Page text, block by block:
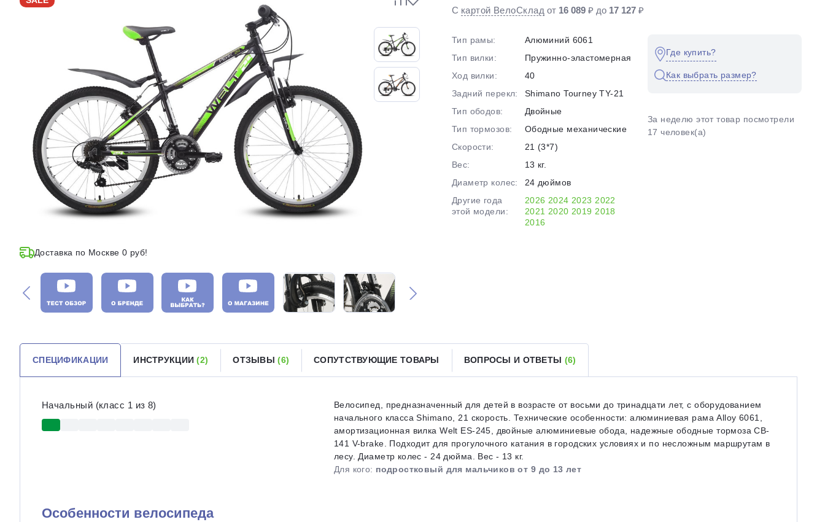
Доставка по Москве 0 руб!
С картой ВелоСклад от 16 089 ₽ до 17 127 ₽
Тип рамы:
Алюминий 6061
Тип вилки:
Пружинно-эластомерная
Ход вилки:
40
Задний перекл:
Shimano Tourney TY-21
Тип ободов:
Двойные
Тип тормозов:
Ободные механические
Скорости:
21 (3*7)
Вес:
13 кг.
Диаметр колес:
24 дюймов
Другие года
этой модели:
2026 2024 2023 2022
2021 2020 2019 2018
2016
Где купить?
Как выбрать размер?
За неделю этот товар посмотрели
17 человек(а)
СПЕЦИФИКАЦИИ ИНСТРУКЦИИ(2) ОТЗЫВЫ(6) СОПУТСТВУЮЩИЕ ТОВАРЫ ВОПРОСЫ И ОТВЕТЫ (6)
Начальный (класс 1 из 8)
Велосипед, предназначенный для детей в возрасте от восьми до тринадцати лет, с оборудованием
начального класса Shimano, 21 скорость. Технические особенности: алюминиевая рама Alloy 6061,
амортизационная вилка Welt ES-245, двойные алюминиевые обода, надежные ободные тормоза CB-
141 V-brake. Подходит для прогулочного катания в городских условиях и по несложным маршрутам в
лесу. Диаметр колес - 24 дюйма. Вес - 13 кг.
Для кого: подростковый для мальчиков от 9 до 13 лет
Особенности велосипеда
Разбейте
оплату
на части
без переплат
График платежей
Сегодня
25%
Оплачивайте сегодня только
25% картой любого банка
Оставшиеся75% будутсписываться
Подробнееоб оплате Плайтом